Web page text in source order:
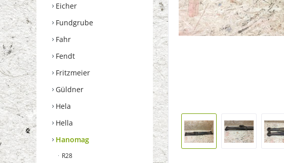
Eicher
Fundgrube
Fahr
Fendt
Fritzmeier
Güldner
Hela
Hella
Hanomag
R28